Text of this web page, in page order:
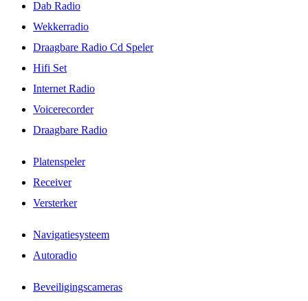
Dab Radio
Wekkerradio
Draagbare Radio Cd Speler
Hifi Set
Internet Radio
Voicerecorder
Draagbare Radio
Platenspeler
Receiver
Versterker
Navigatiesysteem
Autoradio
Beveiligingscameras